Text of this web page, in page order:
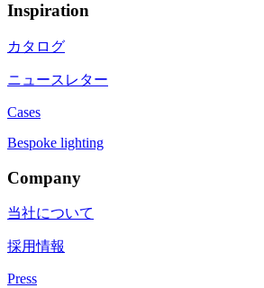
Inspiration
カタログ
ニュースレター
Cases
Bespoke lighting
Company
当社について
採用情報
Press